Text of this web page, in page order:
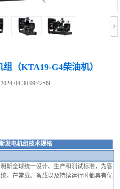
（KTA19-G4柴油机）
04-30 09:42:09
发电机组技术规格
斯全球统一设计、生产和测试标准，为客
，在常载、备载以及持续运行时都具有优